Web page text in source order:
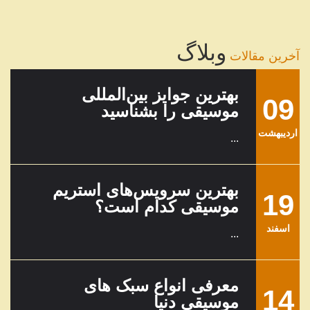
آخرین مقالات وبلاگ
09
ارديبهشت
بهترین جوایز بین‌المللی
موسیقی را بشناسید
...
19
اسفند
بهترین سرویس‌های استریم
موسیقی کدام است؟
...
14
معرفی انواع سبک های
موسیقی دنیا